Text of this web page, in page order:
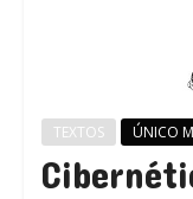
TEXTOS ÚNICO